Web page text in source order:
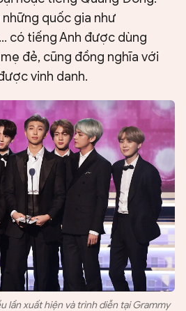
quốc gia như
có tiếng Anh được dùng
đẻ, cũng đồng nghĩa với
vinh danh.
lần xuất hiện và trình diễn tại Grammy